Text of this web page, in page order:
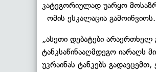
კატეგორიულად უარყო
ომის ესკალაცია გამოიწვიოს.
„ასეთი დებატები
ტანკსაწინააღმდეგო იარაღს
უკრაინას ტანკებს